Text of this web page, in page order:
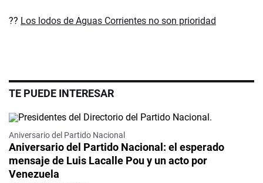
?? Los lodos de Aguas Corrientes no son prioridad
TE PUEDE INTERESAR
Aniversario del Partido Nacional
Aniversario del Partido Nacional: el esperado
mensaje de Luis Lacalle Pou y un acto por
Venezuela